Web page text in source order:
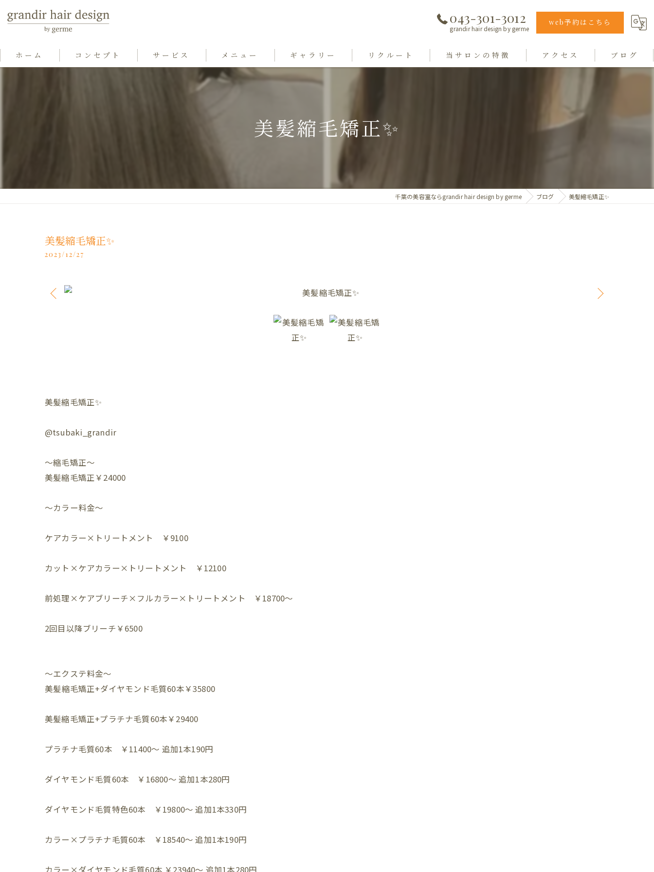
043-301-3012
grandir hair design by germe
web予約はこちら
ホーム コンセプト サービス メニュー ギャラリー リクルート 当サロンの特徴 アクセス
hair design germe
ブログ
美髪縮毛矯正✨️
千葉の美容室ならgrandir hair design by germe ブログ 美髪縮毛矯正✨️
美髪縮毛矯正✨️
2023/12/27
美髪縮毛矯正✨️
@tsubaki_grandir
～縮毛矯正～
美髪縮毛矯正￥24000
～カラー料金～⁡
ケアカラー×トリートメント ￥9100⁡
カット×ケアカラー×トリートメント ￥12100⁡
前処理×ケアブリーチ×フルカラー×トリートメント ￥18700～⁡
2回目以降ブリーチ￥6500⁡
～エクステ料金～⁡
⁡美髪縮毛矯正+ダイヤモンド毛質60本￥35800
美髪縮毛矯正+プラチナ毛質60本￥29400
プラチナ毛質60本 ￥11400～ 追加1本190円⁡
ダイヤモンド毛質60本 ￥16800～ 追加1本280円⁡
ダイヤモンド毛質特色60本 ￥19800～ 追加1本330円⁡
カラー×プラチナ毛質60本 ￥18540～ 追加1本190円⁡
カラー×ダイヤモンド毛質60本 ￥23940～ 追加1本280円⁡